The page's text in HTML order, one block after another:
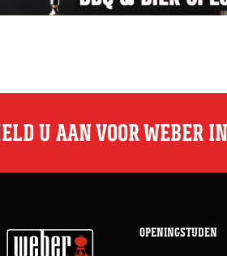
U AAN VOOR WEBER
OPENINGSTIJDEN